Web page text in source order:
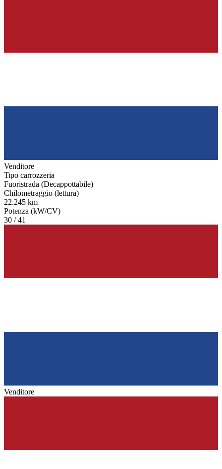
Venditore
Tipo carrozzeria
Fuoristrada (Decappottabile)
Chilometraggio (lettura)
22.245 km
Potenza (kW/CV)
30 / 41
Venditore